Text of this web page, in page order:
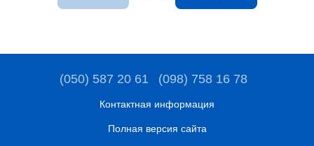
(050) 587 20 61 (098) 758 16 78
Контактная информация
Полная версия сайта